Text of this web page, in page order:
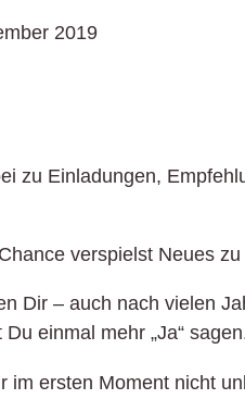
2019
zu Einladungen,
verspielst Neues
Dir – auch nach vielen
einmal mehr „Ja“
im ersten Moment nicht